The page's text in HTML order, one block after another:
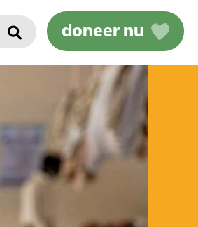
doneer nu